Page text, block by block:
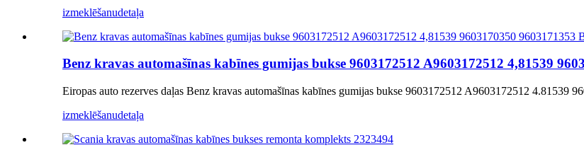
izmeklēšanudetaļa
Benz kravas automašīnas kabīnes gumijas bukse 9603172512 A9603172512 4,81539
Eiropas auto rezerves daļas Benz kravas automašīnas kabīnes gumijas bukse 9603172512 A9603172512 4.81539
izmeklēšanudetaļa